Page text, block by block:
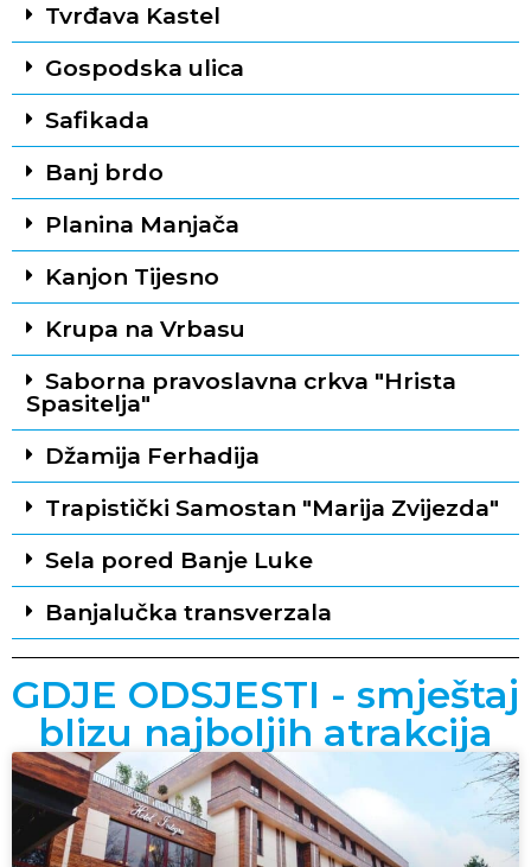
Tvrđava Kastel
Gospodska ulica
Safikada
Banj brdo
Planina Manjača
Kanjon Tijesno
Krupa na Vrbasu
Saborna pravoslavna crkva "Hrista
Spasitelja"
Džamija Ferhadija
Trapistički Samostan "Marija Zvijezda"
Sela pored Banje Luke
Banjalučka transverzala
GDJE ODSJESTI - smještaj
blizu najboljih atrakcija